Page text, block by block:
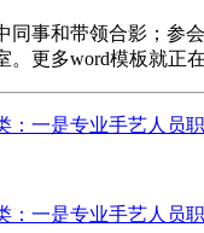
和带领合影；参会
。更多word模板就正
：一是专业手艺人员
：一是专业手艺人员